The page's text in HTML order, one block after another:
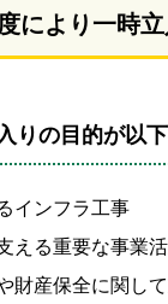
により一時立
りの目的が以
インフラ工事
える重要な事業
財産保全に関し